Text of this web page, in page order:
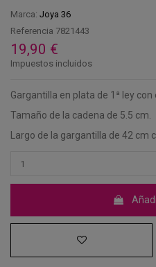
Marca: Joya 36
Referencia 7821443
19,90 €
Impuestos incluidos
Gargantilla en plata de 1ª ley con
Tamaño de la cadena de 5.5 cm.
Largo de la gargantilla de 42 cm